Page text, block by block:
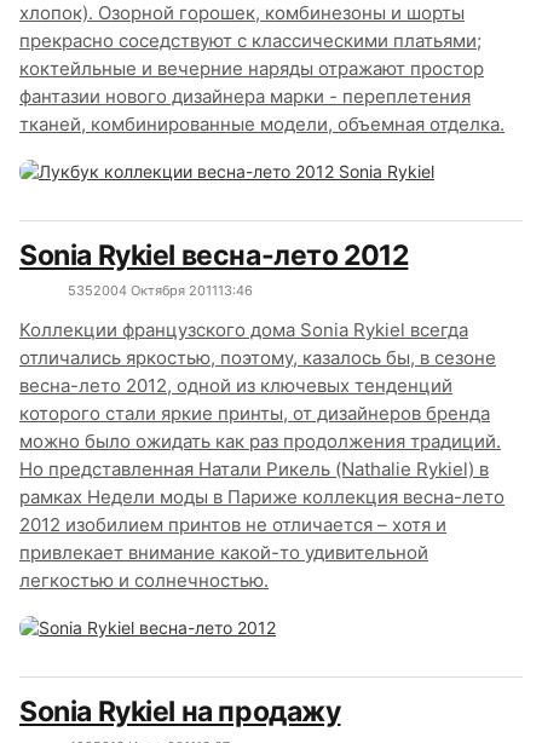
хлопок). Озорной горошек, комбинезоны и шорты
прекрасно соседствуют с классическими платьями;
коктейльные и вечерние наряды отражают простор
фантазии нового дизайнера марки - переплетения
тканей, комбинированные модели, объемная отделка.
Sonia Rykiel весна-лето 2012
5352004 Октября 201113:46
Коллекции французского дома Sonia Rykiel всегда
отличались яркостью, поэтому, казалось бы, в сезоне
весна-лето 2012, одной из ключевых тенденций
которого стали яркие принты, от дизайнеров бренда
можно было ожидать как раз продолжения традиций.
Но представленная Натали Рикель (Nathalie Rykiel) в
рамках Недели моды в Париже коллекция весна-лето
2012 изобилием принтов не отличается – хотя и
привлекает внимание какой-то удивительной
легкостью и солнечностью.
Sonia Rykiel на продажу